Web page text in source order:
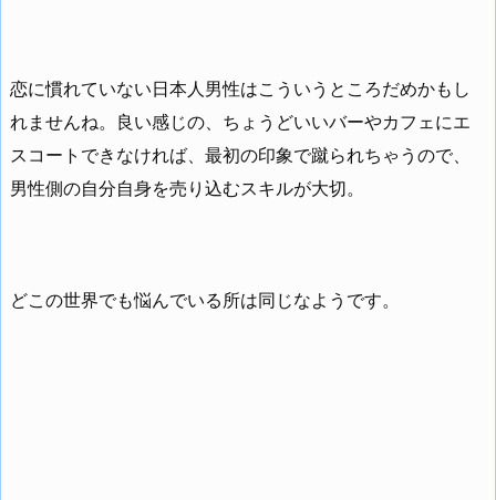
恋に慣れていない日本人男性はこういうところだめかもし
れませんね。良い感じの、ちょうどいいバーやカフェにエ
スコートできなければ、最初の印象で蹴られちゃうので、
男性側の自分自身を売り込むスキルが大切。
どこの世界でも悩んでいる所は同じなようです。